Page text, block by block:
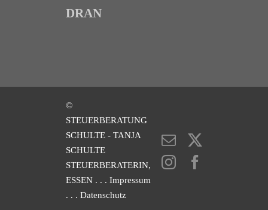
DRAN
©
STEUERBERATUNG
SCHULTE - TANJA
SCHULTE
STEUERBERATERIN,
ESSEN . . . Impressum
. . . Datenschutz
E-
Mail
Instagram